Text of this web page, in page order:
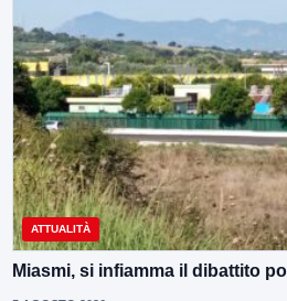
ATTUALITÀ
Miasmi, si infiamma il dibattito